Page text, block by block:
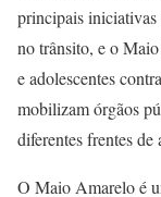
principais iniciativas
no trânsito, e o
e adolescentes
mobilizam órgãos
diferentes frentes de
O Maio Amarelo é